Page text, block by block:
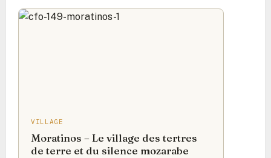
VILLAGE
Moratinos – Le village des tertres
de terre et du silence mozarabe